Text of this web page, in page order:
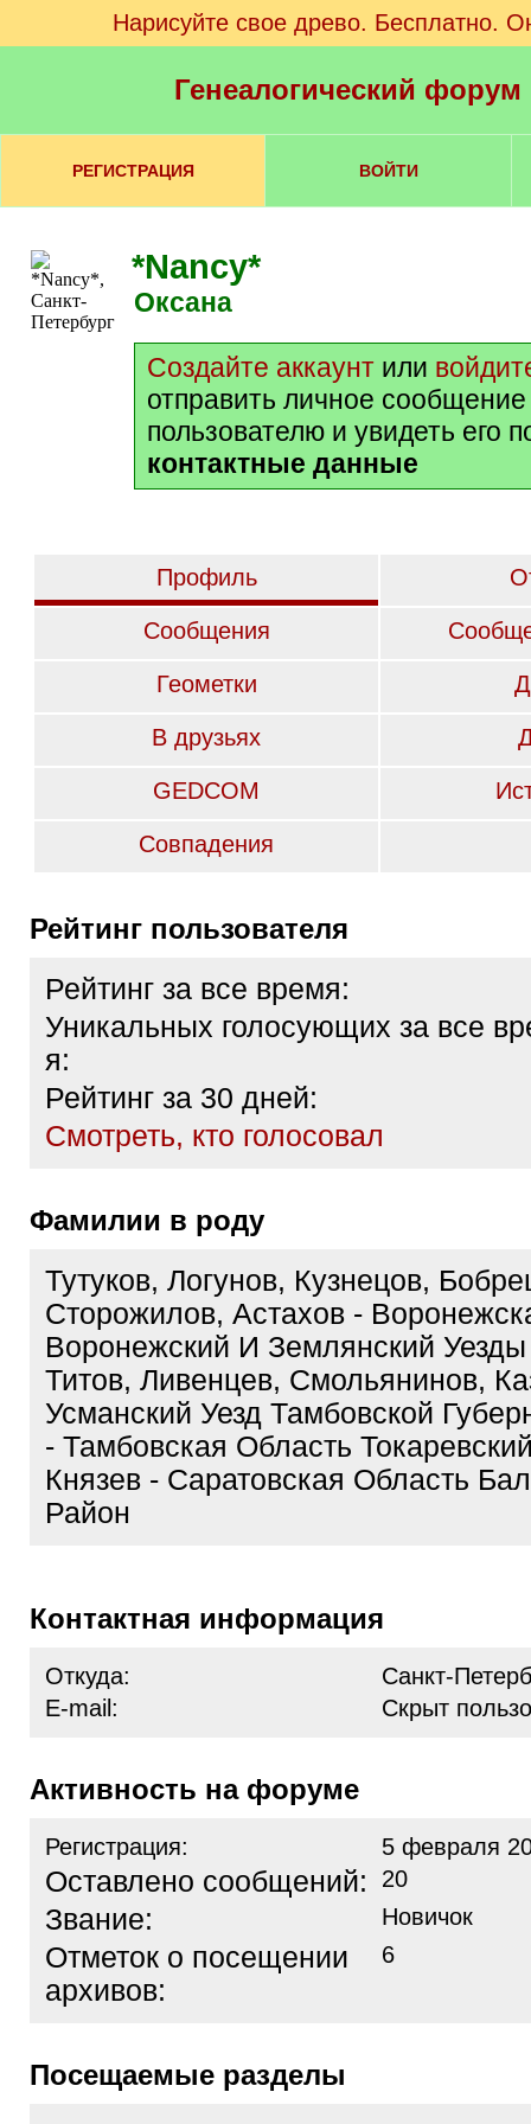
Нарисуйте свое древо. Бесплатно.
Генеалогический
РЕГИСТРАЦИЯ ВОЙТИ
*Nancy*
Оксана
Создайте аккаунт или
отправить личное
пользователю и увидеть его
контактные данные
Профиль
Сообщения
Геометки
В друзьях
GEDCOM
Совпадения
Рейтинг пользователя
Рейтинг за все время:
Уникальных голосующих за все
я:
Рейтинг за 30 дней:
Cмотреть, кто голосовал
Фамилии в роду
Тутуков, Логунов, Кузнецов,
Сторожилов, Астахов -
Воронежский И Землянский Уезды
Титов, Ливенцев, Смольянинов,
Усманский Уезд Тамбовской
- Тамбовская Область
Князев - Саратовская Область
Район
Контактная информация
Откуда:
Санкт-
E-mail:
Скрыт
Активность на форуме
Регистрация: 5 февраля
Оставлено сообщений: 20
Звание: Новичок
Отметок о посещении
архивов:
6
Посещаемые разделы